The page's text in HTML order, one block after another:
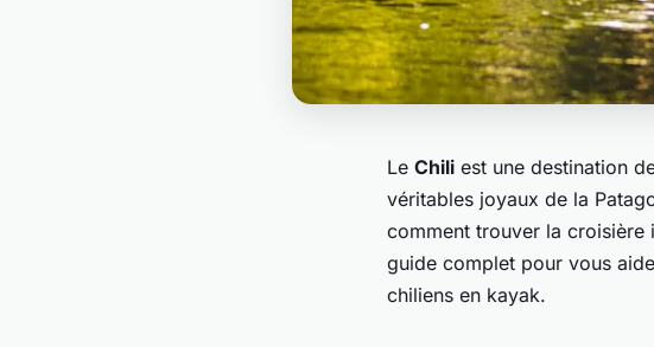
Le Chili est une destination
véritables joyaux de la
comment trouver la croisière
guide complet pour vous
chiliens en kayak.